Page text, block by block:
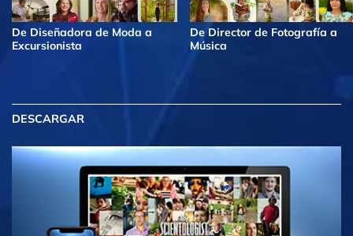
De Diseñadora de Moda a
Excursionista
De Director de Fotografía a
Música
DESCARGAR